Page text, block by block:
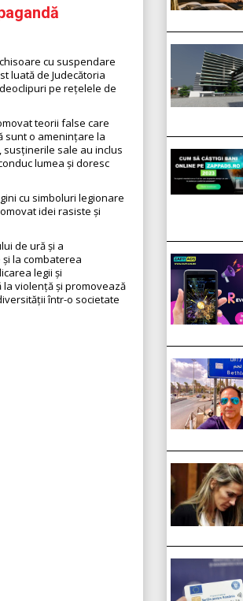
cu suspendare
luată de Judecătoria
pe rețelele de
teorii false care
sunt o amenințare la
susținerile sale au inclus
lumea și doresc
cu simboluri legionare
idei rasiste și
de ură și a
la combaterea
legii și
violență și promovează
într-o societate